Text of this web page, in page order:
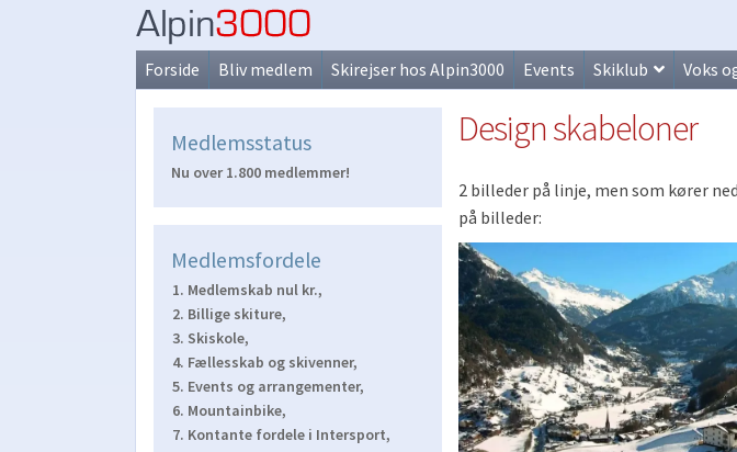
Spring
til
navigation
Spring
til
indhold
Forside Bliv medlem Skirejser hos Alpin3000 Events Skiklub Voks
Design skabeloner
2 billeder på linje, men som kører
på billeder:
Medlemsstatus
Nu over 1.800 medlemmer!
Medlemsfordele
Medlemskab nul kr.,
Billige skiture,
Skiskole,
Fællesskab og skivenner,
Events og arrangementer,
Mountainbike,
Kontante fordele i Intersport,